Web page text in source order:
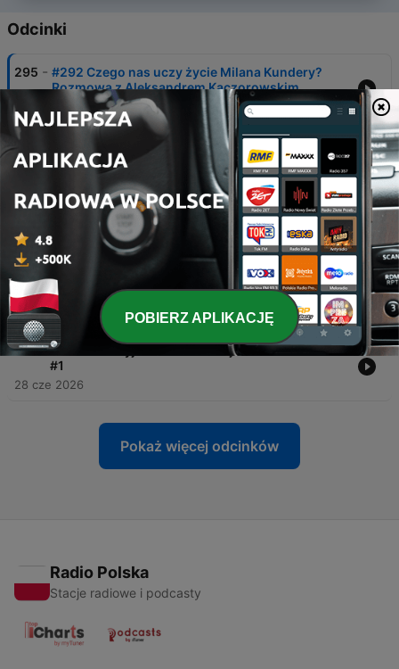
Odcinki
295 - #292 Czego nas uczy życie Milana Kundery?
Rozmowa z Aleksandrem Kaczorowskim
02 sie 2026
294
#291 Wakacyjne rekomendacje lekturowe’2026
#3
293 - #290 Wakacyjne rekomendacje lekturowe’2026
12 lip 2026
292 - #289 Lekarz, pacjent i presja czasu. Rozmowa z
dr. Markiem Bonczarem
05 lip 2026
291 - #288 Wakacyjne rekomendacje lekturowe’2026
#1
28 cze 2026
Pokaż więcej odcinków
Radio Polska
Stacje radiowe i podcasty
POBIERZ APLIKACJĘ